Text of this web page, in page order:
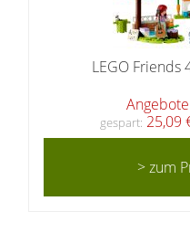
LEGO Friends
gespart: 25,09
> zum